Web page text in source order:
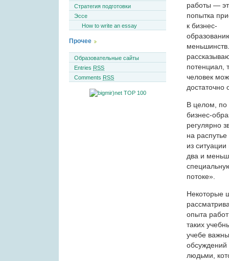
работы —
попытка
к бизнес-
потенциал,
человек
достаточно
В целом, по
бизнес-
регулярно
на
из
два и
потоке».
Некоторые
опыта
таких
учебе
обсуждений
людьми,
Стратегия подготовки
Эссе
How to write an essay
Прочее
Образовательные сайты
Entries RSS
Comments RSS